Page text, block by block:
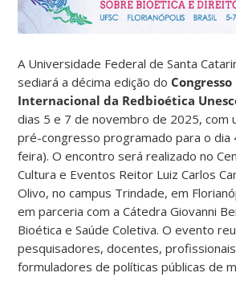
A Universidade Federal de Santa
sediará a décima edição do Congresso
Internacional da Redbioética
dias 5 e 7 de novembro de 2025, com
pré-congresso programado para o dia
feira). O encontro será realizado no
Cultura e Eventos Reitor Luiz Carlos
Olivo, no campus Trindade, em
em parceria com a Cátedra Giovanni
Bioética e Saúde Coletiva. O evento
pesquisadores, docentes,
formuladores de políticas públicas de